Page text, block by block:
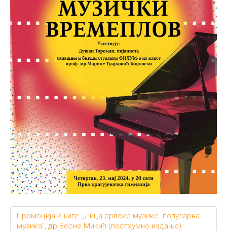
Промоција књиге ,,Лица српске музике- популарна
музика", др Весне Микић (постхумно издање)